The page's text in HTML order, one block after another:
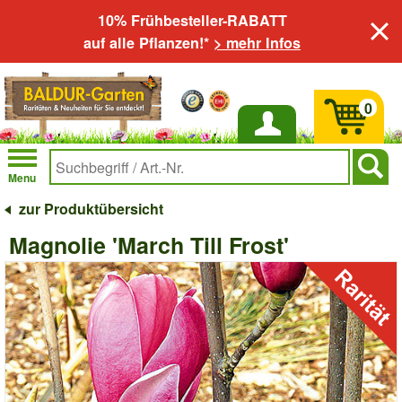
10% Frühbesteller-RABATT
auf alle Pflanzen!* > mehr Infos
Anmelden
Menu
0
zur Produktübersicht
Magnolie 'March Till Frost'